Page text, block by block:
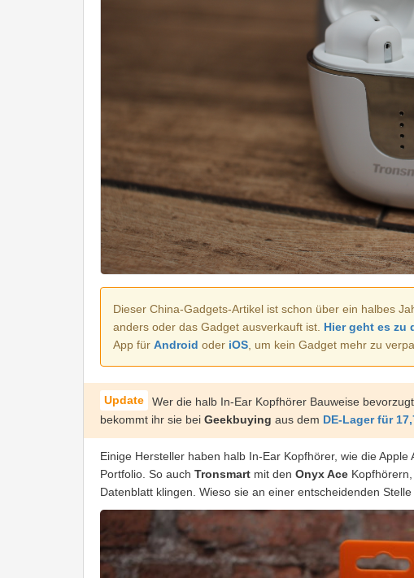
Dieser China-Gadgets-Artikel ist schon über ein halbes
anders oder das Gadget ausverkauft ist. Hier geht es zu
App für Android oder iOS , um kein Gadget mehr zu
Wer die halb In-Ear Kopfhörer Bauweise
bekommt ihr sie bei Geekbuying aus dem DE-Lager für
Einige Hersteller haben halb In-Ear Kopfhörer, wie die Apple
Portfolio. So auch Tronsmart mit den Onyx Ace
Datenblatt klingen. Wieso sie an einer entscheidenden